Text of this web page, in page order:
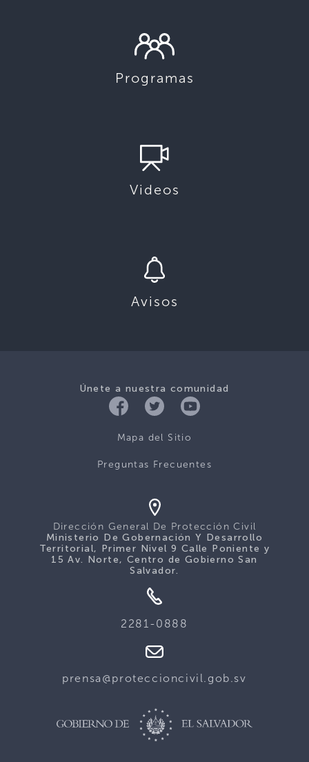
Programas
Videos
Avisos
Únete a nuestra comunidad
Mapa del Sitio
Preguntas Frecuentes
Dirección General De Protección Civil
Ministerio De Gobernación Y Desarrollo
Territorial, Primer Nivel 9 Calle Poniente y
15 Av. Norte, Centro de Gobierno San
Salvador.
2281-0888
prensa@proteccioncivil.gob.sv